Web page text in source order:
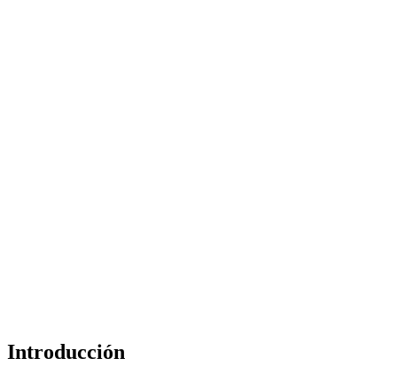
Introducción